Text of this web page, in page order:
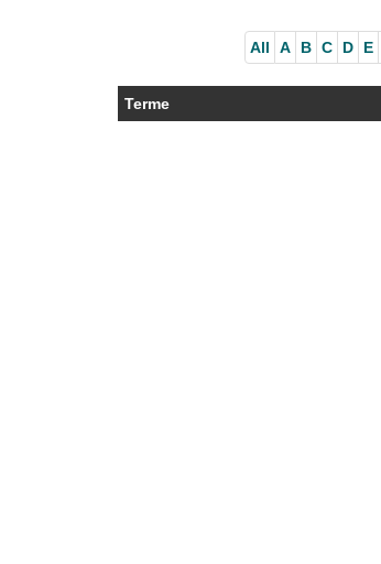
All A B C D E
Terme